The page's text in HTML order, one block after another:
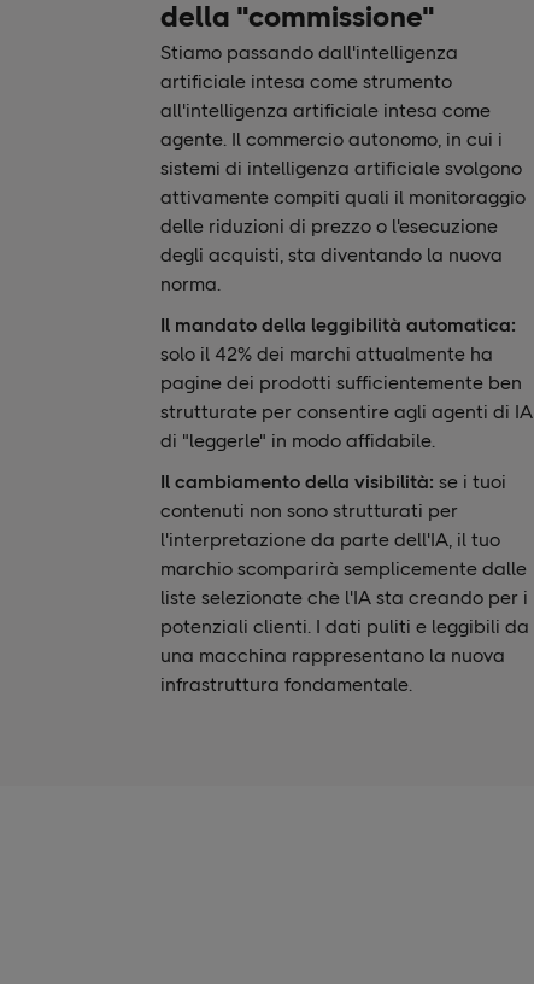
della "commissione"
Stiamo passando dall'intelligenza
artificiale intesa come strumento
all'intelligenza artificiale intesa come
agente. Il commercio autonomo, in cui i
sistemi di intelligenza artificiale svolgono
attivamente compiti quali il monitoraggio
delle riduzioni di prezzo o l'esecuzione
degli acquisti, sta diventando la nuova
norma.
Il mandato della leggibilità automatica:
solo il 42% dei marchi attualmente ha
pagine dei prodotti sufficientemente ben
strutturate per consentire agli agenti di IA
di "leggerle" in modo affidabile.
Il cambiamento della visibilità: se i tuoi
contenuti non sono strutturati per
l'interpretazione da parte dell'IA, il tuo
marchio scomparirà semplicemente dalle
liste selezionate che l'IA sta creando per i
potenziali clienti. I dati puliti e leggibili da
una macchina rappresentano la nuova
infrastruttura fondamentale.